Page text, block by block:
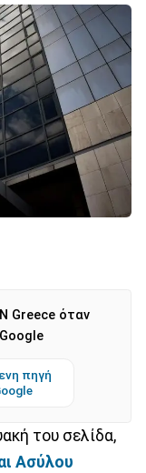
Greece όταν
πηγή
του σελίδα,
Ασύλου